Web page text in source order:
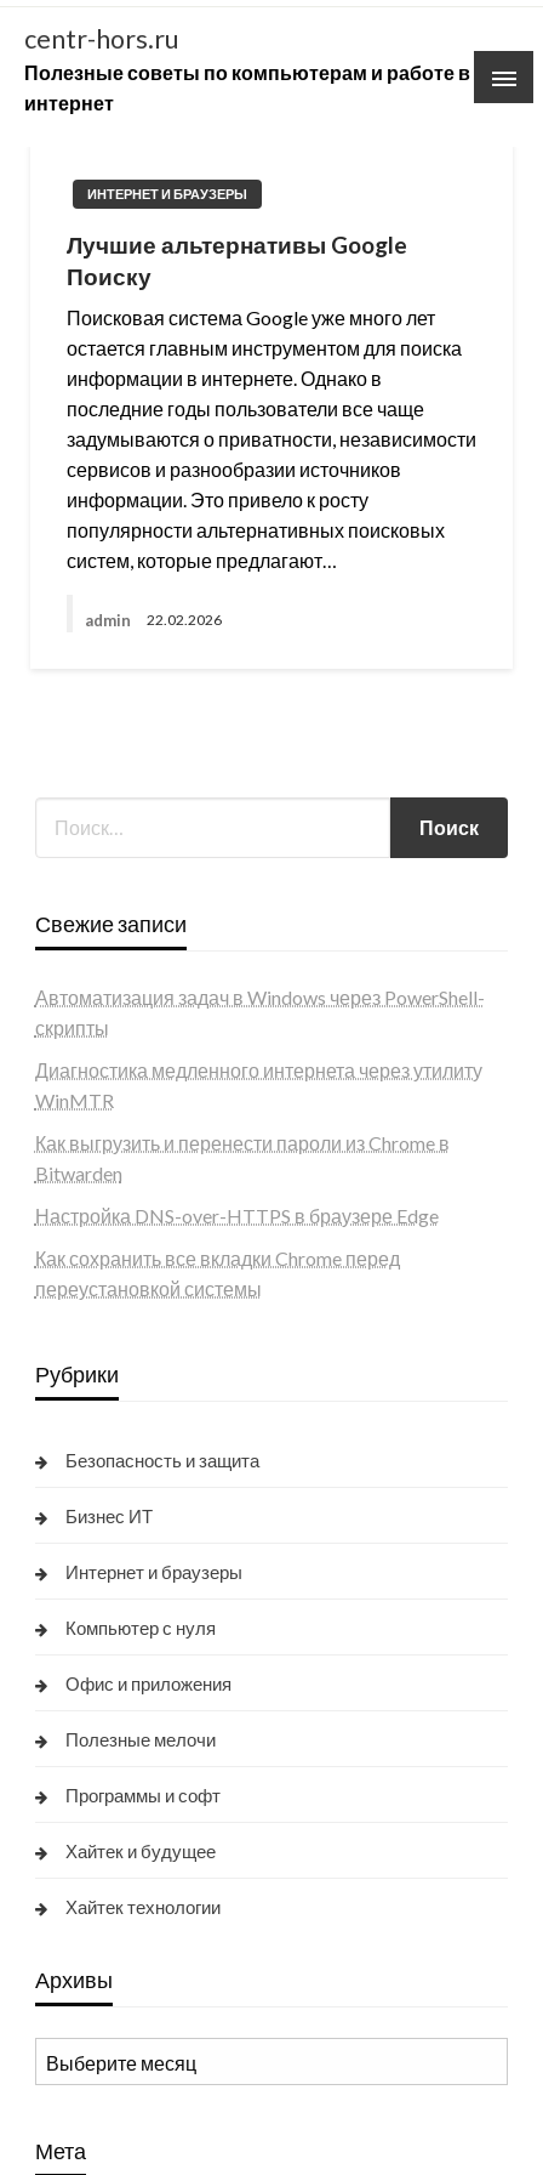
Skip
content
centr-hors.ru
Полезные советы по компьютерам и работе в
интернет
ИНТЕРНЕТ И БРАУЗЕРЫ
Лучшие альтернативы Google
Поиску
Поисковая система Google уже много лет
остается главным инструментом для поиска
информации в интернете. Однако в
последние годы пользователи все чаще
задумываются о приватности, независимости
сервисов и разнообразии источников
информации. Это привело к росту
популярности альтернативных поисковых
систем, которые предлагают…
admin 22.02.2026
Свежие записи
Автоматизация задач в Windows через PowerShell-
скрипты
Диагностика медленного интернета через утилиту
WinMTR
Как выгрузить и перенести пароли из Chrome в
Bitwarden
Настройка DNS-over-HTTPS в браузере Edge
Как сохранить все вкладки Chrome перед
переустановкой системы
Рубрики
Безопасность и защита
Бизнес ИТ
Интернет и браузеры
Компьютер с нуля
Офис и приложения
Полезные мелочи
Программы и софт
Хайтек и будущее
Хайтек технологии
Архивы
Архивы
Мета